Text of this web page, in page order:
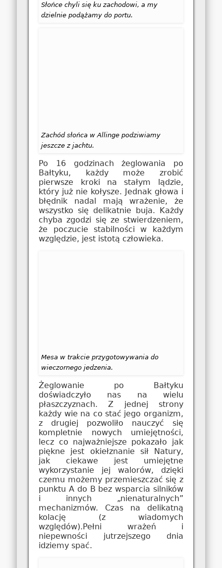
Słońce chyli się ku zachodowi, a my
dzielnie podążamy do portu.
Zachód słońca w Allinge podziwiamy
jeszcze z jachtu.
Po 16 godzinach żeglowania po
Bałtyku, każdy może zrobić
pierwsze kroki na stałym lądzie,
który już nie kołysze. Jednak głowa i
błędnik nadal mają wrażenie, że
wszystko się delikatnie buja. Każdy
chyba zgodzi się ze stwierdzeniem,
że poczucie stabilności w każdym
względzie, jest istotą człowieka.
Mesa w trakcie przygotowywania do
wieczornego jedzenia.
Żeglowanie po Bałtyku
doświadczyło nas na wielu
płaszczyznach. Z jednej strony
każdy wie na co stać jego organizm,
z drugiej pozwoliło nauczyć się
kompletnie nowych umiejętności,
lecz co najważniejsze pokazało jak
piękne jest okiełznanie sił Natury,
jak ciekawe jest umiejętne
wykorzystanie jej walorów, dzięki
czemu możemy przemieszczać się z
punktu A do B bez wsparcia silników
i innych „nienaturalnych”
mechanizmów. Czas na delikatną
kolację (z wiadomych
względów).Pełni wrażeń i
niepewności jutrzejszego dnia
idziemy spać.